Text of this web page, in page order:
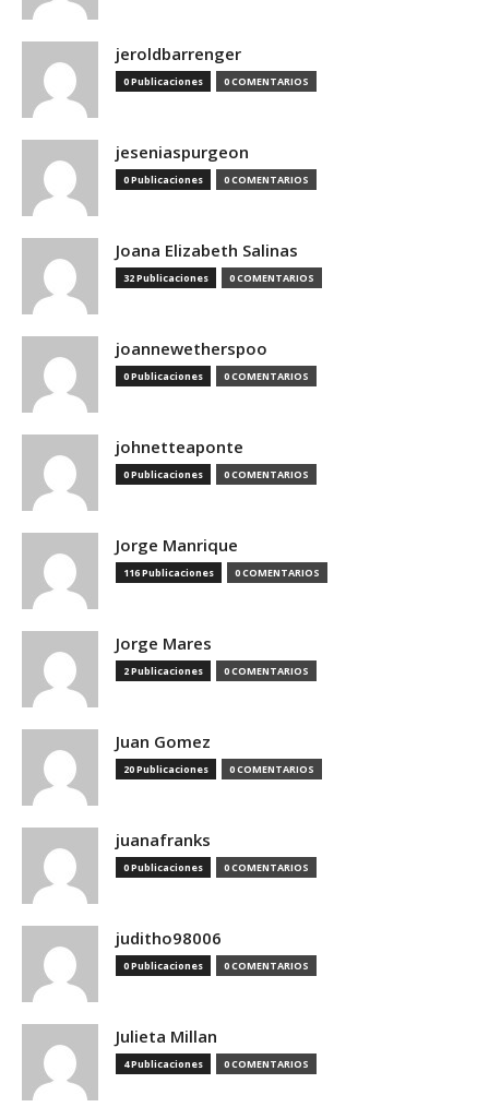
jeroldbarrenger
0 Publicaciones 0 COMENTARIOS
jeseniaspurgeon
0 Publicaciones 0 COMENTARIOS
Joana Elizabeth Salinas
32 Publicaciones 0 COMENTARIOS
joannewetherspoo
0 Publicaciones 0 COMENTARIOS
johnetteaponte
0 Publicaciones 0 COMENTARIOS
Jorge Manrique
116 Publicaciones 0 COMENTARIOS
Jorge Mares
2 Publicaciones 0 COMENTARIOS
Juan Gomez
20 Publicaciones 0 COMENTARIOS
juanafranks
0 Publicaciones 0 COMENTARIOS
juditho98006
0 Publicaciones 0 COMENTARIOS
Julieta Millan
4 Publicaciones 0 COMENTARIOS